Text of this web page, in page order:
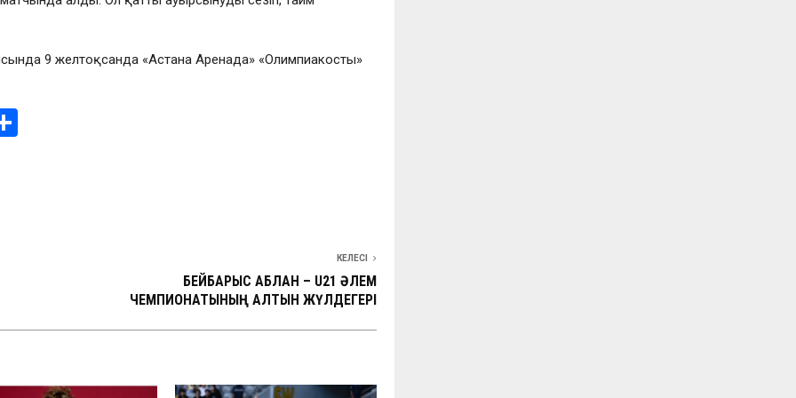
9 желтоқсанда «Астана Аренада» «Олимпиакосты»
ть
КЕЛЕСІ
БЕЙБАРЫС ҚАБЛАН – U21 ӘЛЕМ
ЧЕМПИОНАТЫНЫҢ АЛТЫН ЖҮЛДЕГЕРІ